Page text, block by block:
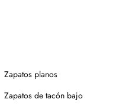
Zapatos planos
Zapatos de tacón bajo